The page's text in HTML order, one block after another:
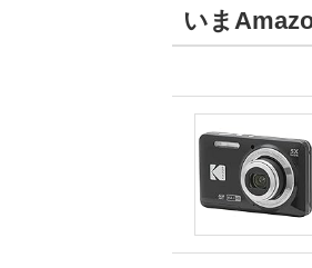
いま